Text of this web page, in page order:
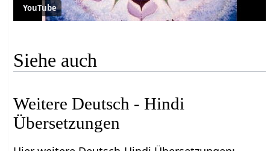
YouTube
Siehe auch
Weitere Deutsch - Hindi
Übersetzungen